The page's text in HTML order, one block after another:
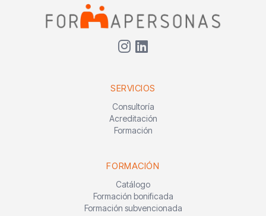
SERVICIOS
Consultoría
Acreditación
Formación
FORMACIÓN
Catálogo
Formación bonificada
Formación subvencionada